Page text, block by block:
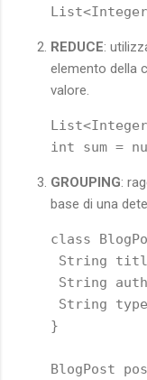
REDUCE:
elemento della
valore.
int sum =
GROUPING:
base di una
class
String
String
String
}
BlogPost